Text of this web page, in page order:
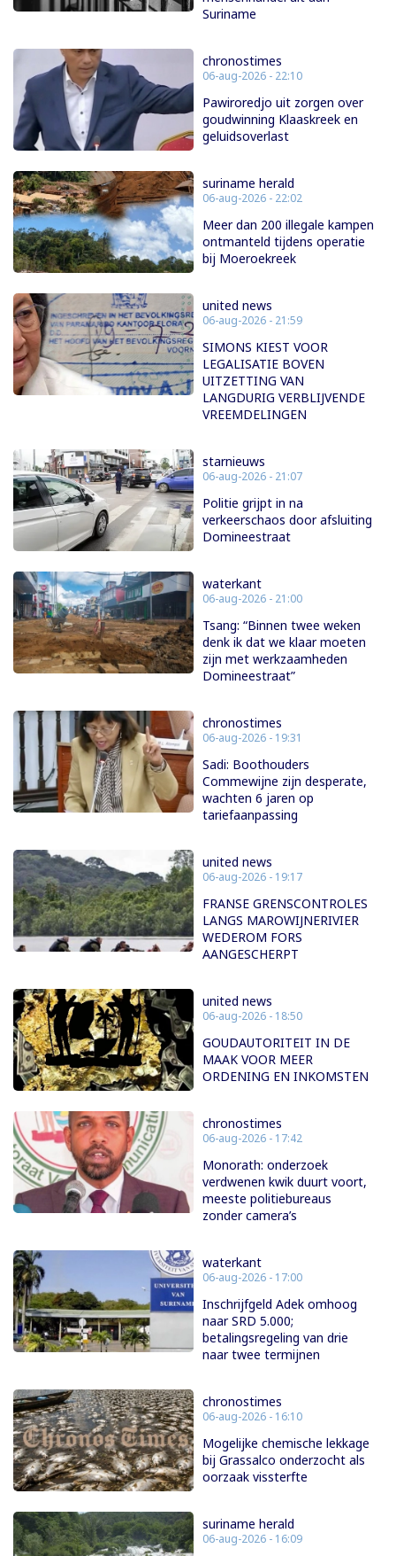
Suriname
chronostimes
06-aug-2026 - 22:10
Pawiroredjo uit zorgen over
goudwinning Klaaskreek en
geluidsoverlast
suriname herald
06-aug-2026 - 22:02
Meer dan 200 illegale kampen
ontmanteld tijdens operatie
bij Moeroekreek
united news
06-aug-2026 - 21:59
SIMONS KIEST VOOR
LEGALISATIE BOVEN
UITZETTING VAN
LANGDURIG VERBLIJVENDE
VREEMDELINGEN
starnieuws
06-aug-2026 - 21:07
Politie grijpt in na
verkeerschaos door afsluiting
Domineestraat
waterkant
06-aug-2026 - 21:00
Tsang: “Binnen twee weken
denk ik dat we klaar moeten
zijn met werkzaamheden
Domineestraat”
chronostimes
06-aug-2026 - 19:31
Sadi: Boothouders
Commewijne zijn desperate,
wachten 6 jaren op
tariefaanpassing
united news
06-aug-2026 - 19:17
FRANSE GRENSCONTROLES
LANGS MAROWIJNERIVIER
WEDEROM FORS
AANGESCHERPT
united news
06-aug-2026 - 18:50
GOUDAUTORITEIT IN DE
MAAK VOOR MEER
ORDENING EN INKOMSTEN
chronostimes
06-aug-2026 - 17:42
Monorath: onderzoek
verdwenen kwik duurt voort,
meeste politiebureaus
zonder camera’s
waterkant
06-aug-2026 - 17:00
Inschrijfgeld Adek omhoog
naar SRD 5.000;
betalingsregeling van drie
naar twee termijnen
chronostimes
06-aug-2026 - 16:10
Mogelijke chemische lekkage
bij Grassalco onderzocht als
oorzaak vissterfte
suriname herald
06-aug-2026 - 16:09